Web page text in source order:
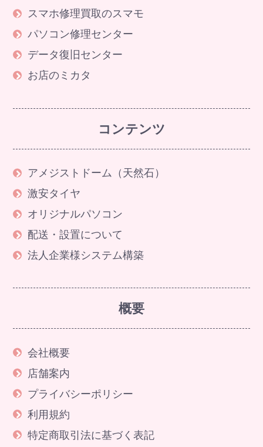
スマホ修理買取のスマモ
パソコン修理センター
データ復旧センター
お店のミカタ
コンテンツ
アメジストドーム（天然石）
激安タイヤ
オリジナルパソコン
配送・設置について
法人企業様システム構築
概要
会社概要
店舗案内
プライバシーポリシー
利用規約
特定商取引法に基づく表記